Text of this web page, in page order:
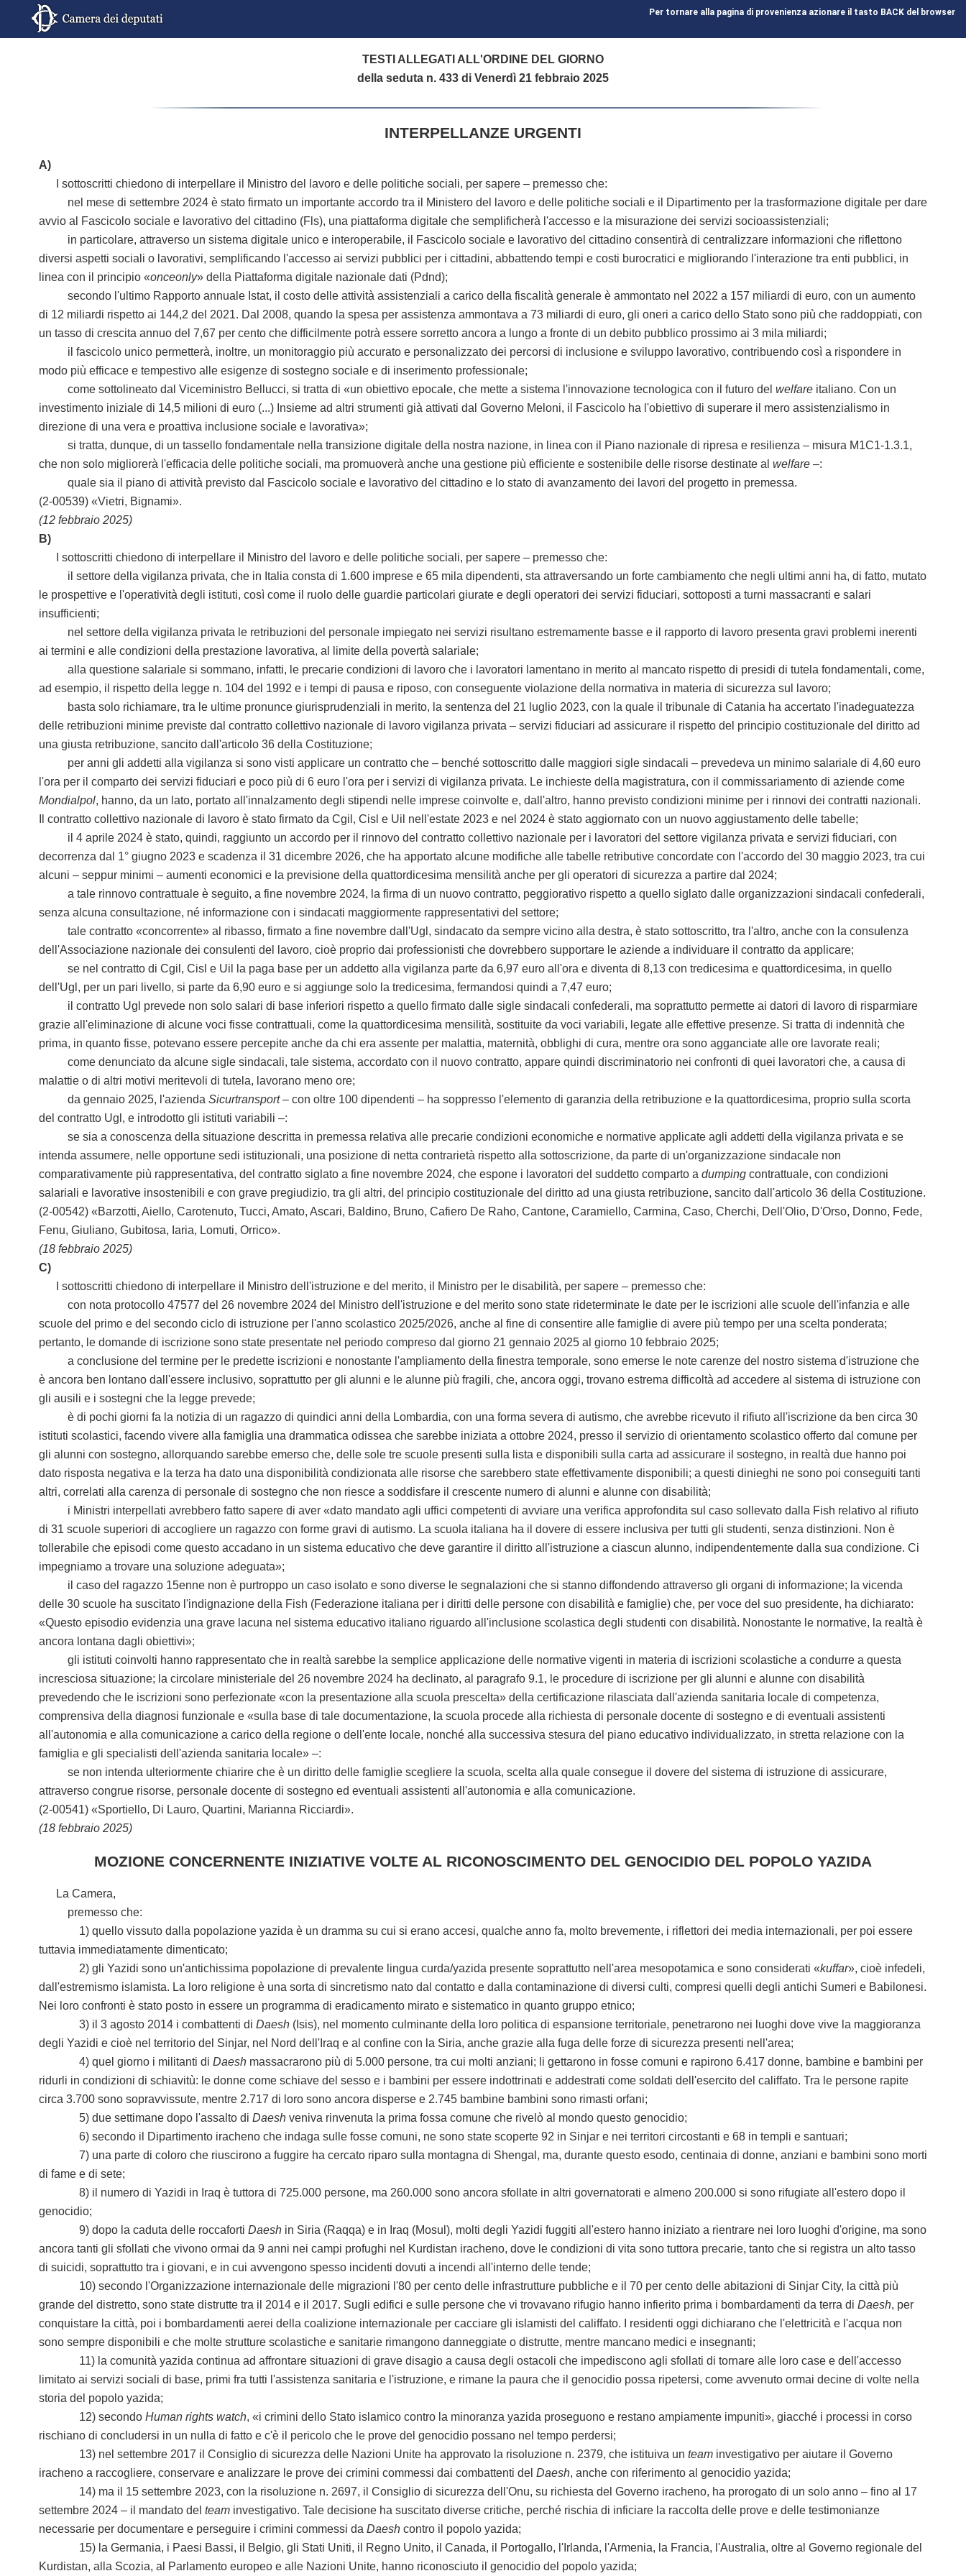
TESTI ALLEGATI ALL'ORDINE DEL GIORNO
della seduta n. 433 di Venerdì 21 febbraio 2025
INTERPELLANZE URGENTI
A)
I sottoscritti chiedono di interpellare il Ministro del lavoro e delle politiche sociali, per sapere – premesso che:
nel mese di settembre 2024 è stato firmato un importante accordo tra il Ministero del lavoro e delle politiche sociali e il Dipartimento per la trasformazione digitale per dare
avvio al Fascicolo sociale e lavorativo del cittadino (Fls), una piattaforma digitale che semplificherà l'accesso e la misurazione dei servizi socioassistenziali;
in particolare, attraverso un sistema digitale unico e interoperabile, il Fascicolo sociale e lavorativo del cittadino consentirà di centralizzare informazioni che riflettono
diversi aspetti sociali o lavorativi, semplificando l'accesso ai servizi pubblici per i cittadini, abbattendo tempi e costi burocratici e migliorando l'interazione tra enti pubblici, in
linea con il principio «onceonly» della Piattaforma digitale nazionale dati (Pdnd);
secondo l'ultimo Rapporto annuale Istat, il costo delle attività assistenziali a carico della fiscalità generale è ammontato nel 2022 a 157 miliardi di euro, con un aumento
di 12 miliardi rispetto ai 144,2 del 2021. Dal 2008, quando la spesa per assistenza ammontava a 73 miliardi di euro, gli oneri a carico dello Stato sono più che raddoppiati, con
un tasso di crescita annuo del 7,67 per cento che difficilmente potrà essere sorretto ancora a lungo a fronte di un debito pubblico prossimo ai 3 mila miliardi;
il fascicolo unico permetterà, inoltre, un monitoraggio più accurato e personalizzato dei percorsi di inclusione e sviluppo lavorativo, contribuendo così a rispondere in
modo più efficace e tempestivo alle esigenze di sostegno sociale e di inserimento professionale;
come sottolineato dal Viceministro Bellucci, si tratta di «un obiettivo epocale, che mette a sistema l'innovazione tecnologica con il futuro del welfareitaliano. Con un
investimento iniziale di 14,5 milioni di euro (...) Insieme ad altri strumenti già attivati dal Governo Meloni, il Fascicolo ha l'obiettivo di superare il mero assistenzialismo in
direzione di una vera e proattiva inclusione sociale e lavorativa»;
si tratta, dunque, di un tassello fondamentale nella transizione digitale della nostra nazione, in linea con il Piano nazionale di ripresa e resilienza – misura M1C1-1.3.1,
che non solo migliorerà l'efficacia delle politiche sociali, ma promuoverà anche una gestione più efficiente e sostenibile delle risorse destinate al welfare–:
quale sia il piano di attività previsto dal Fascicolo sociale e lavorativo del cittadino e lo stato di avanzamento dei lavori del progetto in premessa.
(2-00539) «Vietri, Bignami».
(12 febbraio 2025)
B)
I sottoscritti chiedono di interpellare il Ministro del lavoro e delle politiche sociali, per sapere – premesso che:
il settore della vigilanza privata, che in Italia consta di 1.600 imprese e 65 mila dipendenti, sta attraversando un forte cambiamento che negli ultimi anni ha, di fatto, mutato
le prospettive e l'operatività degli istituti, così come il ruolo delle guardie particolari giurate e degli operatori dei servizi fiduciari, sottoposti a turni massacranti e salari
insufficienti;
nel settore della vigilanza privata le retribuzioni del personale impiegato nei servizi risultano estremamente basse e il rapporto di lavoro presenta gravi problemi inerenti
ai termini e alle condizioni della prestazione lavorativa, al limite della povertà salariale;
alla questione salariale si sommano, infatti, le precarie condizioni di lavoro che i lavoratori lamentano in merito al mancato rispetto di presidi di tutela fondamentali, come,
ad esempio, il rispetto della legge n. 104 del 1992 e i tempi di pausa e riposo, con conseguente violazione della normativa in materia di sicurezza sul lavoro;
basta solo richiamare, tra le ultime pronunce giurisprudenziali in merito, la sentenza del 21 luglio 2023, con la quale il tribunale di Catania ha accertato l'inadeguatezza
delle retribuzioni minime previste dal contratto collettivo nazionale di lavoro vigilanza privata – servizi fiduciari ad assicurare il rispetto del principio costituzionale del diritto ad
una giusta retribuzione, sancito dall'articolo 36 della Costituzione;
per anni gli addetti alla vigilanza si sono visti applicare un contratto che – benché sottoscritto dalle maggiori sigle sindacali – prevedeva un minimo salariale di 4,60 euro
l'ora per il comparto dei servizi fiduciari e poco più di 6 euro l'ora per i servizi di vigilanza privata. Le inchieste della magistratura, con il commissariamento di aziende come
Mondialpol, hanno, da un lato, portato all'innalzamento degli stipendi nelle imprese coinvolte e, dall'altro, hanno previsto condizioni minime per i rinnovi dei contratti nazionali.
Il contratto collettivo nazionale di lavoro è stato firmato da Cgil, Cisl e Uil nell'estate 2023 e nel 2024 è stato aggiornato con un nuovo aggiustamento delle tabelle;
il 4 aprile 2024 è stato, quindi, raggiunto un accordo per il rinnovo del contratto collettivo nazionale per i lavoratori del settore vigilanza privata e servizi fiduciari, con
decorrenza dal 1° giugno 2023 e scadenza il 31 dicembre 2026, che ha apportato alcune modifiche alle tabelle retributive concordate con l'accordo del 30 maggio 2023, tra cui
alcuni – seppur minimi – aumenti economici e la previsione della quattordicesima mensilità anche per gli operatori di sicurezza a partire dal 2024;
a tale rinnovo contrattuale è seguito, a fine novembre 2024, la firma di un nuovo contratto, peggiorativo rispetto a quello siglato dalle organizzazioni sindacali confederali,
senza alcuna consultazione, né informazione con i sindacati maggiormente rappresentativi del settore;
tale contratto «concorrente» al ribasso, firmato a fine novembre dall'Ugl, sindacato da sempre vicino alla destra, è stato sottoscritto, tra l'altro, anche con la consulenza
dell'Associazione nazionale dei consulenti del lavoro, cioè proprio dai professionisti che dovrebbero supportare le aziende a individuare il contratto da applicare;
se nel contratto di Cgil, Cisl e Uil la paga base per un addetto alla vigilanza parte da 6,97 euro all'ora e diventa di 8,13 con tredicesima e quattordicesima, in quello
dell'Ugl, per un pari livello, si parte da 6,90 euro e si aggiunge solo la tredicesima, fermandosi quindi a 7,47 euro;
il contratto Ugl prevede non solo salari di base inferiori rispetto a quello firmato dalle sigle sindacali confederali, ma soprattutto permette ai datori di lavoro di risparmiare
grazie all'eliminazione di alcune voci fisse contrattuali, come la quattordicesima mensilità, sostituite da voci variabili, legate alle effettive presenze. Si tratta di indennità che
prima, in quanto fisse, potevano essere percepite anche da chi era assente per malattia, maternità, obblighi di cura, mentre ora sono agganciate alle ore lavorate reali;
come denunciato da alcune sigle sindacali, tale sistema, accordato con il nuovo contratto, appare quindi discriminatorio nei confronti di quei lavoratori che, a causa di
malattie o di altri motivi meritevoli di tutela, lavorano meno ore;
da gennaio 2025, l'azienda Sicurtransport– con oltre 100 dipendenti – ha soppresso l'elemento di garanzia della retribuzione e la quattordicesima, proprio sulla scorta
del contratto Ugl, e introdotto gli istituti variabili –:
se sia a conoscenza della situazione descritta in premessa relativa alle precarie condizioni economiche e normative applicate agli addetti della vigilanza privata e se
intenda assumere, nelle opportune sedi istituzionali, una posizione di netta contrarietà rispetto alla sottoscrizione, da parte di un'organizzazione sindacale non
comparativamente più rappresentativa, del contratto siglato a fine novembre 2024, che espone i lavoratori del suddetto comparto a dumpingcontrattuale, con condizioni
salariali e lavorative insostenibili e con grave pregiudizio, tra gli altri, del principio costituzionale del diritto ad una giusta retribuzione, sancito dall'articolo 36 della Costituzione.
(2-00542) «Barzotti, Aiello, Carotenuto, Tucci, Amato, Ascari, Baldino, Bruno, Cafiero De Raho, Cantone, Caramiello, Carmina, Caso, Cherchi, Dell'Olio, D'Orso, Donno, Fede,
Fenu, Giuliano, Gubitosa, Iaria, Lomuti, Orrico».
(18 febbraio 2025)
C)
I sottoscritti chiedono di interpellare il Ministro dell'istruzione e del merito, il Ministro per le disabilità, per sapere – premesso che:
con nota protocollo 47577 del 26 novembre 2024 del Ministro dell'istruzione e del merito sono state rideterminate le date per le iscrizioni alle scuole dell'infanzia e alle
scuole del primo e del secondo ciclo di istruzione per l'anno scolastico 2025/2026, anche al fine di consentire alle famiglie di avere più tempo per una scelta ponderata;
pertanto, le domande di iscrizione sono state presentate nel periodo compreso dal giorno 21 gennaio 2025 al giorno 10 febbraio 2025;
a conclusione del termine per le predette iscrizioni e nonostante l'ampliamento della finestra temporale, sono emerse le note carenze del nostro sistema d'istruzione che
è ancora ben lontano dall'essere inclusivo, soprattutto per gli alunni e le alunne più fragili, che, ancora oggi, trovano estrema difficoltà ad accedere al sistema di istruzione con
gli ausili e i sostegni che la legge prevede;
è di pochi giorni fa la notizia di un ragazzo di quindici anni della Lombardia, con una forma severa di autismo, che avrebbe ricevuto il rifiuto all'iscrizione da ben circa 30
istituti scolastici, facendo vivere alla famiglia una drammatica odissea che sarebbe iniziata a ottobre 2024, presso il servizio di orientamento scolastico offerto dal comune per
gli alunni con sostegno, allorquando sarebbe emerso che, delle sole tre scuole presenti sulla lista e disponibili sulla carta ad assicurare il sostegno, in realtà due hanno poi
dato risposta negativa e la terza ha dato una disponibilità condizionata alle risorse che sarebbero state effettivamente disponibili; a questi dinieghi ne sono poi conseguiti tanti
altri, correlati alla carenza di personale di sostegno che non riesce a soddisfare il crescente numero di alunni e alunne con disabilità;
i Ministri interpellati avrebbero fatto sapere di aver «dato mandato agli uffici competenti di avviare una verifica approfondita sul caso sollevato dalla Fish relativo al rifiuto
di 31 scuole superiori di accogliere un ragazzo con forme gravi di autismo. La scuola italiana ha il dovere di essere inclusiva per tutti gli studenti, senza distinzioni. Non è
tollerabile che episodi come questo accadano in un sistema educativo che deve garantire il diritto all'istruzione a ciascun alunno, indipendentemente dalla sua condizione. Ci
impegniamo a trovare una soluzione adeguata»;
il caso del ragazzo 15enne non è purtroppo un caso isolato e sono diverse le segnalazioni che si stanno diffondendo attraverso gli organi di informazione; la vicenda
delle 30 scuole ha suscitato l'indignazione della Fish (Federazione italiana per i diritti delle persone con disabilità e famiglie) che, per voce del suo presidente, ha dichiarato:
«Questo episodio evidenzia una grave lacuna nel sistema educativo italiano riguardo all'inclusione scolastica degli studenti con disabilità. Nonostante le normative, la realtà è
ancora lontana dagli obiettivi»;
gli istituti coinvolti hanno rappresentato che in realtà sarebbe la semplice applicazione delle normative vigenti in materia di iscrizioni scolastiche a condurre a questa
incresciosa situazione; la circolare ministeriale del 26 novembre 2024 ha declinato, al paragrafo 9.1, le procedure di iscrizione per gli alunni e alunne con disabilità
prevedendo che le iscrizioni sono perfezionate «con la presentazione alla scuola prescelta» della certificazione rilasciata dall'azienda sanitaria locale di competenza,
comprensiva della diagnosi funzionale e «sulla base di tale documentazione, la scuola procede alla richiesta di personale docente di sostegno e di eventuali assistenti
all'autonomia e alla comunicazione a carico della regione o dell'ente locale, nonché alla successiva stesura del piano educativo individualizzato, in stretta relazione con la
famiglia e gli specialisti dell'azienda sanitaria locale» –:
se non intenda ulteriormente chiarire che è un diritto delle famiglie scegliere la scuola, scelta alla quale consegue il dovere del sistema di istruzione di assicurare,
attraverso congrue risorse, personale docente di sostegno ed eventuali assistenti all'autonomia e alla comunicazione.
(2-00541) «Sportiello, Di Lauro, Quartini, Marianna Ricciardi».
(18 febbraio 2025)
MOZIONE CONCERNENTE INIZIATIVE VOLTE AL RICONOSCIMENTO DEL GENOCIDIO DEL POPOLO YAZIDA
La Camera,
premesso che:
1) quello vissuto dalla popolazione yazida è un dramma su cui si erano accesi, qualche anno fa, molto brevemente, i riflettori dei media internazionali, per poi essere
tuttavia immediatamente dimenticato;
2) gli Yazidi sono un'antichissima popolazione di prevalente lingua curda/yazida presente soprattutto nell'area mesopotamica e sono considerati «kuffar», cioè infedeli,
dall'estremismo islamista. La loro religione è una sorta di sincretismo nato dal contatto e dalla contaminazione di diversi culti, compresi quelli degli antichi Sumeri e Babilonesi.
Nei loro confronti è stato posto in essere un programma di eradicamento mirato e sistematico in quanto gruppo etnico;
3) il 3 agosto 2014 i combattenti di Daesh(Isis), nel momento culminante della loro politica di espansione territoriale, penetrarono nei luoghi dove vive la maggioranza
degli Yazidi e cioè nel territorio del Sinjar, nel Nord dell'Iraq e al confine con la Siria, anche grazie alla fuga delle forze di sicurezza presenti nell'area;
4) quel giorno i militanti di Daeshmassacrarono più di 5.000 persone, tra cui molti anziani; li gettarono in fosse comuni e rapirono 6.417 donne, bambine e bambini per
ridurli in condizioni di schiavitù: le donne come schiave del sesso e i bambini per essere indottrinati e addestrati come soldati dell'esercito del califfato. Tra le persone rapite
circa 3.700 sono sopravvissute, mentre 2.717 di loro sono ancora disperse e 2.745 bambine bambini sono rimasti orfani;
5) due settimane dopo l'assalto di Daeshveniva rinvenuta la prima fossa comune che rivelò al mondo questo genocidio;
6) secondo il Dipartimento iracheno che indaga sulle fosse comuni, ne sono state scoperte 92 in Sinjar e nei territori circostanti e 68 in templi e santuari;
7) una parte di coloro che riuscirono a fuggire ha cercato riparo sulla montagna di Shengal, ma, durante questo esodo, centinaia di donne, anziani e bambini sono morti
di fame e di sete;
8) il numero di Yazidi in Iraq è tuttora di 725.000 persone, ma 260.000 sono ancora sfollate in altri governatorati e almeno 200.000 si sono rifugiate all'estero dopo il
genocidio;
9) dopo la caduta delle roccaforti Daeshin Siria (Raqqa) e in Iraq (Mosul), molti degli Yazidi fuggiti all'estero hanno iniziato a rientrare nei loro luoghi d'origine, ma sono
ancora tanti gli sfollati che vivono ormai da 9 anni nei campi profughi nel Kurdistan iracheno, dove le condizioni di vita sono tuttora precarie, tanto che si registra un alto tasso
di suicidi, soprattutto tra i giovani, e in cui avvengono spesso incidenti dovuti a incendi all'interno delle tende;
10) secondo l'Organizzazione internazionale delle migrazioni l'80 per cento delle infrastrutture pubbliche e il 70 per cento delle abitazioni di Sinjar City, la città più
grande del distretto, sono state distrutte tra il 2014 e il 2017. Sugli edifici e sulle persone che vi trovavano rifugio hanno infierito prima i bombardamenti da terra di Daesh, per
conquistare la città, poi i bombardamenti aerei della coalizione internazionale per cacciare gli islamisti del califfato. I residenti oggi dichiarano che l'elettricità e l'acqua non
sono sempre disponibili e che molte strutture scolastiche e sanitarie rimangono danneggiate o distrutte, mentre mancano medici e insegnanti;
11) la comunità yazida continua ad affrontare situazioni di grave disagio a causa degli ostacoli che impediscono agli sfollati di tornare alle loro case e dell'accesso
limitato ai servizi sociali di base, primi fra tutti l'assistenza sanitaria e l'istruzione, e rimane la paura che il genocidio possa ripetersi, come avvenuto ormai decine di volte nella
storia del popolo yazida;
12) secondo Human rights watch, «i crimini dello Stato islamico contro la minoranza yazida proseguono e restano ampiamente impuniti», giacché i processi in corso
rischiano di concludersi in un nulla di fatto e c'è il pericolo che le prove del genocidio possano nel tempo perdersi;
13) nel settembre 2017 il Consiglio di sicurezza delle Nazioni Unite ha approvato la risoluzione n. 2379, che istituiva un teaminvestigativo per aiutare il Governo
iracheno a raccogliere, conservare e analizzare le prove dei crimini commessi dai combattenti del Daesh, anche con riferimento al genocidio yazida;
14) ma il 15 settembre 2023, con la risoluzione n. 2697, il Consiglio di sicurezza dell'Onu, su richiesta del Governo iracheno, ha prorogato di un solo anno – fino al 17
settembre 2024 – il mandato del teaminvestigativo. Tale decisione ha suscitato diverse critiche, perché rischia di inficiare la raccolta delle prove e delle testimonianze
necessarie per documentare e perseguire i crimini commessi da Daeshcontro il popolo yazida;
15) la Germania, i Paesi Bassi, il Belgio, gli Stati Uniti, il Regno Unito, il Canada, il Portogallo, l'Irlanda, l'Armenia, la Francia, l'Australia, oltre al Governo regionale del
Kurdistan, alla Scozia, al Parlamento europeo e alle Nazioni Unite, hanno riconosciuto il genocidio del popolo yazida;
Per tornare alla pagina di provenienza azionare il tasto BACK del browser